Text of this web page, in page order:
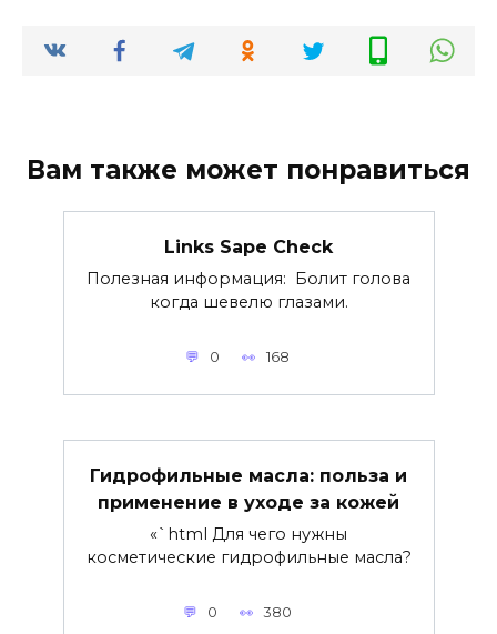
Вам также может понравиться
Links Sape Check
Полезная информация: Болит голова
когда шевелю глазами.
0 168
Гидрофильные масла: польза и
применение в уходе за кожей
«`html Для чего нужны
косметические гидрофильные масла?
0 380